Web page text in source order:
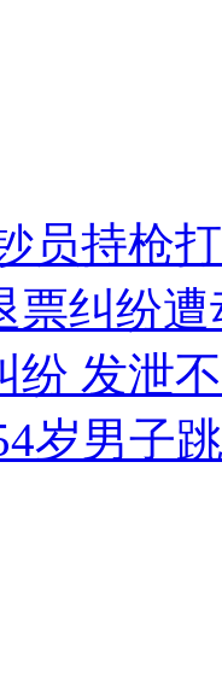
深夜将其击毙
拳打脚踢
员持枪
票纠纷
纷 发泄
岁男子